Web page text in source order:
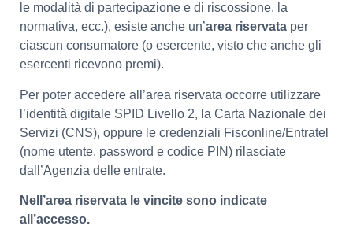
le modalità di partecipazione e di riscossione, la
normativa, ecc.), esiste anche un’area riservata per
ciascun consumatore (o esercente, visto che anche gli
esercenti ricevono premi).
Per poter accedere all’area riservata occorre utilizzare
l’identità digitale SPID Livello 2, la Carta Nazionale dei
Servizi (CNS), oppure le credenziali Fisconline/Entratel
(nome utente, password e codice PIN) rilasciate
dall’Agenzia delle entrate.
Nell’area riservata le vincite sono indicate
all’accesso.